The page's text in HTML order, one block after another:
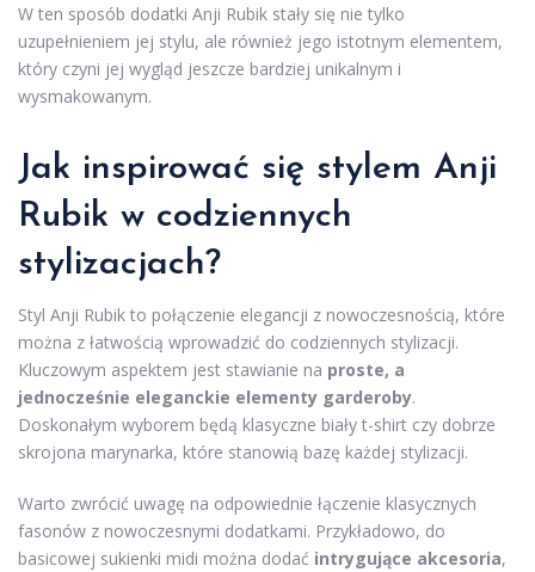
W ten sposób dodatki Anji Rubik stały się nie tylko
uzupełnieniem jej stylu, ale również jego istotnym elementem,
który czyni jej wygląd jeszcze bardziej unikalnym i
wysmakowanym.
Jak inspirować się stylem Anji
Rubik w codziennych
stylizacjach?
Styl Anji Rubik to połączenie elegancji z nowoczesnością, które
można z łatwością wprowadzić do codziennych stylizacji.
Kluczowym aspektem jest stawianie na proste, a
jednocześnie eleganckie elementy garderoby.
Doskonałym wyborem będą klasyczne biały t-shirt czy dobrze
skrojona marynarka, które stanowią bazę każdej stylizacji.
Warto zwrócić uwagę na odpowiednie łączenie klasycznych
fasonów z nowoczesnymi dodatkami. Przykładowo, do
basicowej sukienki midi można dodać intrygujące akcesoria,